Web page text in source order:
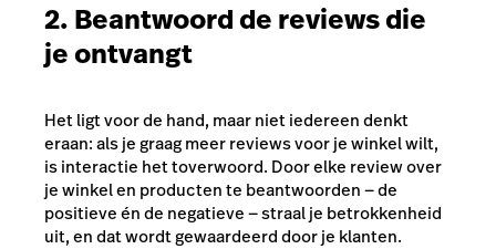
2. Beantwoord de reviews die
je ontvangt
Het ligt voor de hand, maar niet iedereen denkt
eraan: als je graag meer reviews voor je winkel wilt,
is interactie het toverwoord. Door elke review over
je winkel en producten te beantwoorden — de
positieve én de negatieve — straal je betrokkenheid
uit, en dat wordt gewaardeerd door je klanten.